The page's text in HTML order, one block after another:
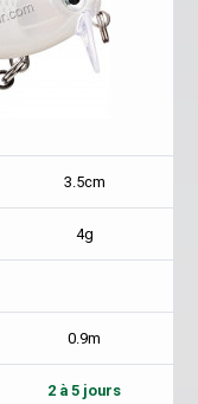
3.5cm
4g
0.9m
2 à 5 jours